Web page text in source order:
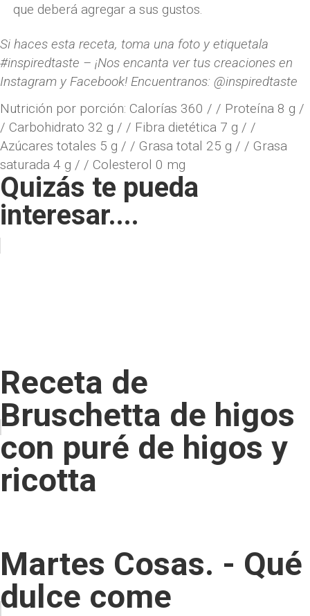
que deberá agregar a sus gustos.
Si haces esta receta, toma una foto y etiquetala
#inspiredtaste – ¡Nos encanta ver tus creaciones en
Instagram y Facebook! Encuentranos: @inspiredtaste
Nutrición por porción: Calorías 360 / / Proteína 8 g /
/ Carbohidrato 32 g / / Fibra dietética 7 g / /
Azúcares totales 5 g / / Grasa total 25 g / / Grasa
saturada 4 g / / Colesterol 0 mg
Quizás te pueda
interesar....
Receta de
Bruschetta de higos
con puré de higos y
ricotta
Martes Cosas. - Qué
dulce come